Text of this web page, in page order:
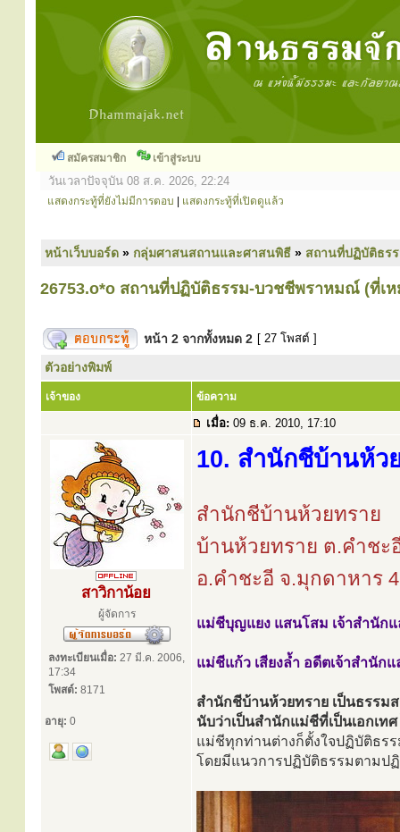
สมัครสมาชิก เข้าสู่ระบบ
วันเวลาปัจจุบัน 08 ส.ค. 2026, 22:24
แสดงกระทู้ที่ยังไม่มีการตอบ แสดงกระทู้ที่เปิดดูแล้ว
หน้าเว็บบอร์ด » กลุ่มศาสนสถานและศาสนพิธี » สถานที่ปฏิบัติธร
26753.o*o สถานที่ปฏิบัติธรรม-บวชชีพราหมณ์ (ที่เ
หน้า 2 จากทั้งหมด 2 [ 27 โพสต์ ]
ตัวอย่างพิมพ์
เจ้าของ ข้อความ
เมื่อ: 09 ธ.ค. 2010, 17:10
สาวิกาน้อย
ผู้จัดการ
ลงทะเบียนเมื่อ: 27 มี.ค. 2006,
17:34
โพสต์: 8171
อายุ: 0
10. สำนักชีบ้านห้ว
สำนักชีบ้านห้วยทราย
บ้านห้วยทราย ต.คำชะ
อ.คำชะอี จ.มุกดาหาร
แม่ชีบุญแยง แสนโสม เจ้าสำนัก
แม่ชีแก้ว เสียงล้ำ อดีตเจ้าสำนัก
สำนักชีบ้านห้วยทราย เป็นธรร
นับว่าเป็นสำนักแม่ชีที่เป็นเอกเท
แม่ชีทุกท่านต่างก็ตั้งใจปฏิบัติธร
โดยมีแนวการปฏิบัติธรรมตามป